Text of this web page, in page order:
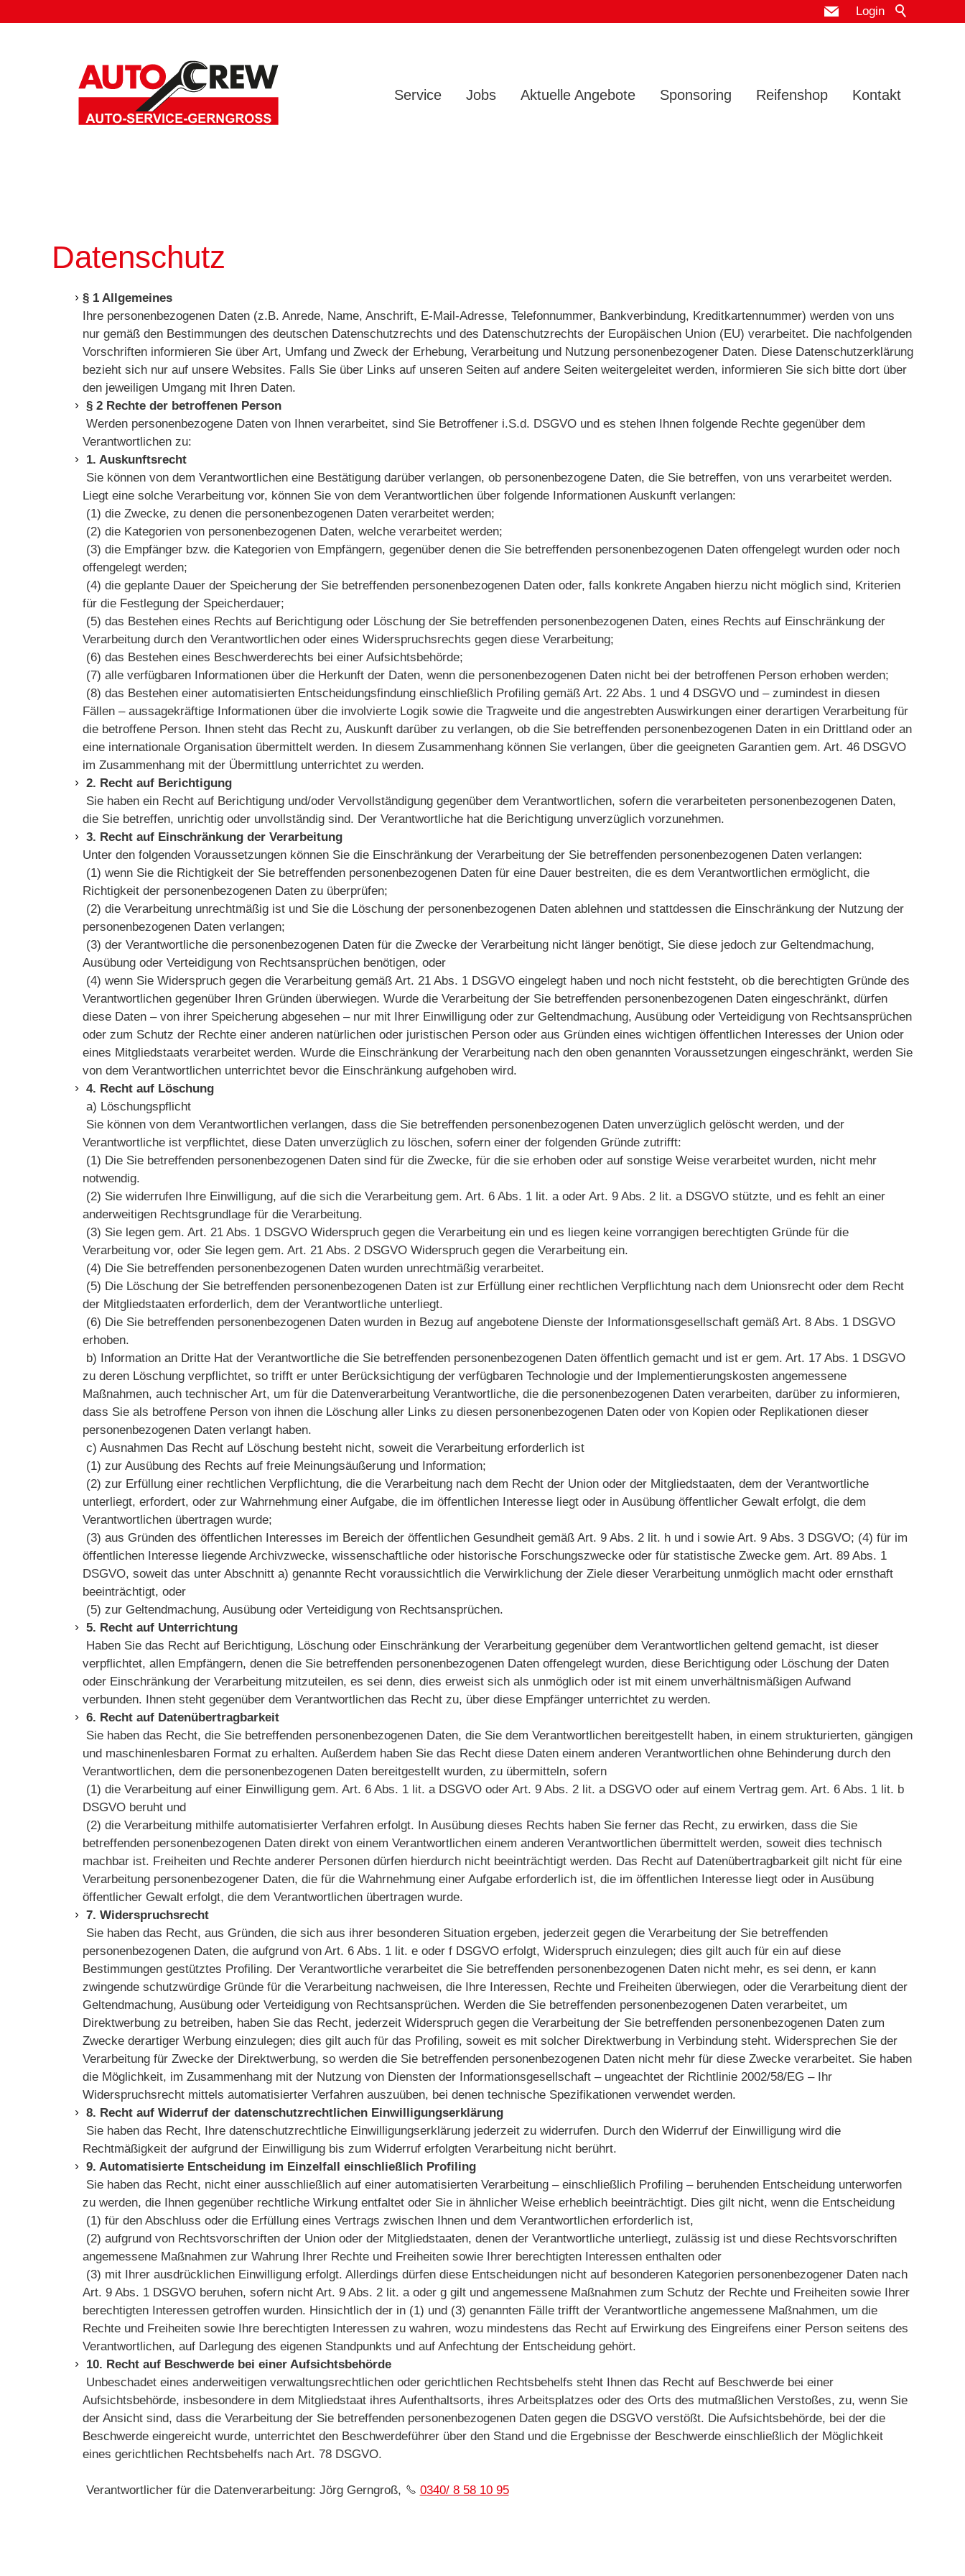
Login
Service Jobs Aktuelle Angebote Sponsoring Reifenshop Kontakt
Datenschutz
§ 1 Allgemeines
Ihre personenbezogenen Daten (z.B. Anrede, Name, Anschrift, E-Mail-Adresse, Telefonnummer, Bankverbindung, Kreditkartennummer) werden von uns
nur gemäß den Bestimmungen des deutschen Datenschutzrechts und des Datenschutzrechts der Europäischen Union (EU) verarbeitet. Die nachfolgenden
Vorschriften informieren Sie über Art, Umfang und Zweck der Erhebung, Verarbeitung und Nutzung personenbezogener Daten. Diese Datenschutzerklärung
bezieht sich nur auf unsere Websites. Falls Sie über Links auf unseren Seiten auf andere Seiten weitergeleitet werden, informieren Sie sich bitte dort über
den jeweiligen Umgang mit Ihren Daten.
§ 2 Rechte der betroffenen Person
Werden personenbezogene Daten von Ihnen verarbeitet, sind Sie Betroffener i.S.d. DSGVO und es stehen Ihnen folgende Rechte gegenüber dem
Verantwortlichen zu:
1. Auskunftsrecht
Sie können von dem Verantwortlichen eine Bestätigung darüber verlangen, ob personenbezogene Daten, die Sie betreffen, von uns verarbeitet werden.
Liegt eine solche Verarbeitung vor, können Sie von dem Verantwortlichen über folgende Informationen Auskunft verlangen:
(1) die Zwecke, zu denen die personenbezogenen Daten verarbeitet werden;
(2) die Kategorien von personenbezogenen Daten, welche verarbeitet werden;
(3) die Empfänger bzw. die Kategorien von Empfängern, gegenüber denen die Sie betreffenden personenbezogenen Daten offengelegt wurden oder noch
offengelegt werden;
(4) die geplante Dauer der Speicherung der Sie betreffenden personenbezogenen Daten oder, falls konkrete Angaben hierzu nicht möglich sind, Kriterien
für die Festlegung der Speicherdauer;
(5) das Bestehen eines Rechts auf Berichtigung oder Löschung der Sie betreffenden personenbezogenen Daten, eines Rechts auf Einschränkung der
Verarbeitung durch den Verantwortlichen oder eines Widerspruchsrechts gegen diese Verarbeitung;
(6) das Bestehen eines Beschwerderechts bei einer Aufsichtsbehörde;
(7) alle verfügbaren Informationen über die Herkunft der Daten, wenn die personenbezogenen Daten nicht bei der betroffenen Person erhoben werden;
(8) das Bestehen einer automatisierten Entscheidungsfindung einschließlich Profiling gemäß Art. 22 Abs. 1 und 4 DSGVO und – zumindest in diesen
Fällen – aussagekräftige Informationen über die involvierte Logik sowie die Tragweite und die angestrebten Auswirkungen einer derartigen Verarbeitung für
die betroffene Person. Ihnen steht das Recht zu, Auskunft darüber zu verlangen, ob die Sie betreffenden personenbezogenen Daten in ein Drittland oder an
eine internationale Organisation übermittelt werden. In diesem Zusammenhang können Sie verlangen, über die geeigneten Garantien gem. Art. 46 DSGVO
im Zusammenhang mit der Übermittlung unterrichtet zu werden.
2. Recht auf Berichtigung
Sie haben ein Recht auf Berichtigung und/oder Vervollständigung gegenüber dem Verantwortlichen, sofern die verarbeiteten personenbezogenen Daten,
die Sie betreffen, unrichtig oder unvollständig sind. Der Verantwortliche hat die Berichtigung unverzüglich vorzunehmen.
3. Recht auf Einschränkung der Verarbeitung
Unter den folgenden Voraussetzungen können Sie die Einschränkung der Verarbeitung der Sie betreffenden personenbezogenen Daten verlangen:
(1) wenn Sie die Richtigkeit der Sie betreffenden personenbezogenen Daten für eine Dauer bestreiten, die es dem Verantwortlichen ermöglicht, die
Richtigkeit der personenbezogenen Daten zu überprüfen;
(2) die Verarbeitung unrechtmäßig ist und Sie die Löschung der personenbezogenen Daten ablehnen und stattdessen die Einschränkung der Nutzung der
personenbezogenen Daten verlangen;
(3) der Verantwortliche die personenbezogenen Daten für die Zwecke der Verarbeitung nicht länger benötigt, Sie diese jedoch zur Geltendmachung,
Ausübung oder Verteidigung von Rechtsansprüchen benötigen, oder
(4) wenn Sie Widerspruch gegen die Verarbeitung gemäß Art. 21 Abs. 1 DSGVO eingelegt haben und noch nicht feststeht, ob die berechtigten Gründe des
Verantwortlichen gegenüber Ihren Gründen überwiegen. Wurde die Verarbeitung der Sie betreffenden personenbezogenen Daten eingeschränkt, dürfen
diese Daten – von ihrer Speicherung abgesehen – nur mit Ihrer Einwilligung oder zur Geltendmachung, Ausübung oder Verteidigung von Rechtsansprüchen
oder zum Schutz der Rechte einer anderen natürlichen oder juristischen Person oder aus Gründen eines wichtigen öffentlichen Interesses der Union oder
eines Mitgliedstaats verarbeitet werden. Wurde die Einschränkung der Verarbeitung nach den oben genannten Voraussetzungen eingeschränkt, werden Sie
von dem Verantwortlichen unterrichtet bevor die Einschränkung aufgehoben wird.
4. Recht auf Löschung
a) Löschungspflicht
Sie können von dem Verantwortlichen verlangen, dass die Sie betreffenden personenbezogenen Daten unverzüglich gelöscht werden, und der
Verantwortliche ist verpflichtet, diese Daten unverzüglich zu löschen, sofern einer der folgenden Gründe zutrifft:
(1) Die Sie betreffenden personenbezogenen Daten sind für die Zwecke, für die sie erhoben oder auf sonstige Weise verarbeitet wurden, nicht mehr
notwendig.
(2) Sie widerrufen Ihre Einwilligung, auf die sich die Verarbeitung gem. Art. 6 Abs. 1 lit. a oder Art. 9 Abs. 2 lit. a DSGVO stützte, und es fehlt an einer
anderweitigen Rechtsgrundlage für die Verarbeitung.
(3) Sie legen gem. Art. 21 Abs. 1 DSGVO Widerspruch gegen die Verarbeitung ein und es liegen keine vorrangigen berechtigten Gründe für die
Verarbeitung vor, oder Sie legen gem. Art. 21 Abs. 2 DSGVO Widerspruch gegen die Verarbeitung ein.
(4) Die Sie betreffenden personenbezogenen Daten wurden unrechtmäßig verarbeitet.
(5) Die Löschung der Sie betreffenden personenbezogenen Daten ist zur Erfüllung einer rechtlichen Verpflichtung nach dem Unionsrecht oder dem Recht
der Mitgliedstaaten erforderlich, dem der Verantwortliche unterliegt.
(6) Die Sie betreffenden personenbezogenen Daten wurden in Bezug auf angebotene Dienste der Informationsgesellschaft gemäß Art. 8 Abs. 1 DSGVO
erhoben.
b) Information an Dritte Hat der Verantwortliche die Sie betreffenden personenbezogenen Daten öffentlich gemacht und ist er gem. Art. 17 Abs. 1 DSGVO
zu deren Löschung verpflichtet, so trifft er unter Berücksichtigung der verfügbaren Technologie und der Implementierungskosten angemessene
Maßnahmen, auch technischer Art, um für die Datenverarbeitung Verantwortliche, die die personenbezogenen Daten verarbeiten, darüber zu informieren,
dass Sie als betroffene Person von ihnen die Löschung aller Links zu diesen personenbezogenen Daten oder von Kopien oder Replikationen dieser
personenbezogenen Daten verlangt haben.
c) Ausnahmen Das Recht auf Löschung besteht nicht, soweit die Verarbeitung erforderlich ist
(1) zur Ausübung des Rechts auf freie Meinungsäußerung und Information;
(2) zur Erfüllung einer rechtlichen Verpflichtung, die die Verarbeitung nach dem Recht der Union oder der Mitgliedstaaten, dem der Verantwortliche
unterliegt, erfordert, oder zur Wahrnehmung einer Aufgabe, die im öffentlichen Interesse liegt oder in Ausübung öffentlicher Gewalt erfolgt, die dem
Verantwortlichen übertragen wurde;
(3) aus Gründen des öffentlichen Interesses im Bereich der öffentlichen Gesundheit gemäß Art. 9 Abs. 2 lit. h und i sowie Art. 9 Abs. 3 DSGVO; (4) für im
öffentlichen Interesse liegende Archivzwecke, wissenschaftliche oder historische Forschungszwecke oder für statistische Zwecke gem. Art. 89 Abs. 1
DSGVO, soweit das unter Abschnitt a) genannte Recht voraussichtlich die Verwirklichung der Ziele dieser Verarbeitung unmöglich macht oder ernsthaft
beeinträchtigt, oder
(5) zur Geltendmachung, Ausübung oder Verteidigung von Rechtsansprüchen.
5. Recht auf Unterrichtung
Haben Sie das Recht auf Berichtigung, Löschung oder Einschränkung der Verarbeitung gegenüber dem Verantwortlichen geltend gemacht, ist dieser
verpflichtet, allen Empfängern, denen die Sie betreffenden personenbezogenen Daten offengelegt wurden, diese Berichtigung oder Löschung der Daten
oder Einschränkung der Verarbeitung mitzuteilen, es sei denn, dies erweist sich als unmöglich oder ist mit einem unverhältnismäßigen Aufwand
verbunden. Ihnen steht gegenüber dem Verantwortlichen das Recht zu, über diese Empfänger unterrichtet zu werden.
6. Recht auf Datenübertragbarkeit
Sie haben das Recht, die Sie betreffenden personenbezogenen Daten, die Sie dem Verantwortlichen bereitgestellt haben, in einem strukturierten, gängigen
und maschinenlesbaren Format zu erhalten. Außerdem haben Sie das Recht diese Daten einem anderen Verantwortlichen ohne Behinderung durch den
Verantwortlichen, dem die personenbezogenen Daten bereitgestellt wurden, zu übermitteln, sofern
(1) die Verarbeitung auf einer Einwilligung gem. Art. 6 Abs. 1 lit. a DSGVO oder Art. 9 Abs. 2 lit. a DSGVO oder auf einem Vertrag gem. Art. 6 Abs. 1 lit. b
DSGVO beruht und
(2) die Verarbeitung mithilfe automatisierter Verfahren erfolgt. In Ausübung dieses Rechts haben Sie ferner das Recht, zu erwirken, dass die Sie
betreffenden personenbezogenen Daten direkt von einem Verantwortlichen einem anderen Verantwortlichen übermittelt werden, soweit dies technisch
machbar ist. Freiheiten und Rechte anderer Personen dürfen hierdurch nicht beeinträchtigt werden. Das Recht auf Datenübertragbarkeit gilt nicht für eine
Verarbeitung personenbezogener Daten, die für die Wahrnehmung einer Aufgabe erforderlich ist, die im öffentlichen Interesse liegt oder in Ausübung
öffentlicher Gewalt erfolgt, die dem Verantwortlichen übertragen wurde.
7. Widerspruchsrecht
Sie haben das Recht, aus Gründen, die sich aus ihrer besonderen Situation ergeben, jederzeit gegen die Verarbeitung der Sie betreffenden
personenbezogenen Daten, die aufgrund von Art. 6 Abs. 1 lit. e oder f DSGVO erfolgt, Widerspruch einzulegen; dies gilt auch für ein auf diese
Bestimmungen gestütztes Profiling. Der Verantwortliche verarbeitet die Sie betreffenden personenbezogenen Daten nicht mehr, es sei denn, er kann
zwingende schutzwürdige Gründe für die Verarbeitung nachweisen, die Ihre Interessen, Rechte und Freiheiten überwiegen, oder die Verarbeitung dient der
Geltendmachung, Ausübung oder Verteidigung von Rechtsansprüchen. Werden die Sie betreffenden personenbezogenen Daten verarbeitet, um
Direktwerbung zu betreiben, haben Sie das Recht, jederzeit Widerspruch gegen die Verarbeitung der Sie betreffenden personenbezogenen Daten zum
Zwecke derartiger Werbung einzulegen; dies gilt auch für das Profiling, soweit es mit solcher Direktwerbung in Verbindung steht. Widersprechen Sie der
Verarbeitung für Zwecke der Direktwerbung, so werden die Sie betreffenden personenbezogenen Daten nicht mehr für diese Zwecke verarbeitet. Sie haben
die Möglichkeit, im Zusammenhang mit der Nutzung von Diensten der Informationsgesellschaft – ungeachtet der Richtlinie 2002/58/EG – Ihr
Widerspruchsrecht mittels automatisierter Verfahren auszuüben, bei denen technische Spezifikationen verwendet werden.
8. Recht auf Widerruf der datenschutzrechtlichen Einwilligungserklärung
Sie haben das Recht, Ihre datenschutzrechtliche Einwilligungserklärung jederzeit zu widerrufen. Durch den Widerruf der Einwilligung wird die
Rechtmäßigkeit der aufgrund der Einwilligung bis zum Widerruf erfolgten Verarbeitung nicht berührt.
9. Automatisierte Entscheidung im Einzelfall einschließlich Profiling
Sie haben das Recht, nicht einer ausschließlich auf einer automatisierten Verarbeitung – einschließlich Profiling – beruhenden Entscheidung unterworfen
zu werden, die Ihnen gegenüber rechtliche Wirkung entfaltet oder Sie in ähnlicher Weise erheblich beeinträchtigt. Dies gilt nicht, wenn die Entscheidung
(1) für den Abschluss oder die Erfüllung eines Vertrags zwischen Ihnen und dem Verantwortlichen erforderlich ist,
(2) aufgrund von Rechtsvorschriften der Union oder der Mitgliedstaaten, denen der Verantwortliche unterliegt, zulässig ist und diese Rechtsvorschriften
angemessene Maßnahmen zur Wahrung Ihrer Rechte und Freiheiten sowie Ihrer berechtigten Interessen enthalten oder
(3) mit Ihrer ausdrücklichen Einwilligung erfolgt. Allerdings dürfen diese Entscheidungen nicht auf besonderen Kategorien personenbezogener Daten nach
Art. 9 Abs. 1 DSGVO beruhen, sofern nicht Art. 9 Abs. 2 lit. a oder g gilt und angemessene Maßnahmen zum Schutz der Rechte und Freiheiten sowie Ihrer
berechtigten Interessen getroffen wurden. Hinsichtlich der in (1) und (3) genannten Fälle trifft der Verantwortliche angemessene Maßnahmen, um die
Rechte und Freiheiten sowie Ihre berechtigten Interessen zu wahren, wozu mindestens das Recht auf Erwirkung des Eingreifens einer Person seitens des
Verantwortlichen, auf Darlegung des eigenen Standpunkts und auf Anfechtung der Entscheidung gehört.
10. Recht auf Beschwerde bei einer Aufsichtsbehörde
Unbeschadet eines anderweitigen verwaltungsrechtlichen oder gerichtlichen Rechtsbehelfs steht Ihnen das Recht auf Beschwerde bei einer
Aufsichtsbehörde, insbesondere in dem Mitgliedstaat ihres Aufenthaltsorts, ihres Arbeitsplatzes oder des Orts des mutmaßlichen Verstoßes, zu, wenn Sie
der Ansicht sind, dass die Verarbeitung der Sie betreffenden personenbezogenen Daten gegen die DSGVO verstößt. Die Aufsichtsbehörde, bei der die
Beschwerde eingereicht wurde, unterrichtet den Beschwerdeführer über den Stand und die Ergebnisse der Beschwerde einschließlich der Möglichkeit
eines gerichtlichen Rechtsbehelfs nach Art. 78 DSGVO.
Verantwortlicher für die Datenverarbeitung: Jörg Gerngroß, 0340/ 8 58 10 95